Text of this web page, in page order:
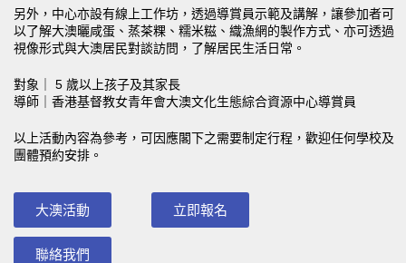
另外，中心亦設有線上工作坊，透過導賞員示範及講解，讓參加者可
以了解大澳曬咸蛋、蒸茶粿、糯米糍、織漁網的製作方式、亦可透過
視像形式與大澳居民對談訪問，了解居民生活日常。
對象｜ 5 歲以上孩子及其家長
導師｜香港基督教女青年會大澳文化生態綜合資源中心導賞員
以上活動內容為參考，可因應閣下之需要制定行程，歡迎任何學校及
團體預約安排。
大澳活動 立即報名
聯絡我們